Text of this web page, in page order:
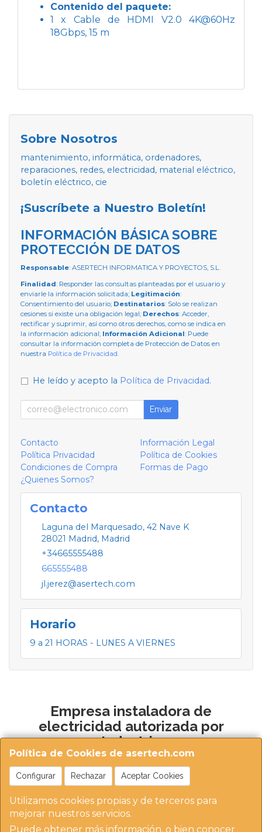
Contenido del paquete:
1 x Cable de HDMI V2.0 4K@60Hz
18Gbps, 15 m
Política de Cookies de asertech.com
Configurar Rechazar Aceptar Cookies
Utilizamos cookies propias y de terceros para
mejorar nuestros servicios.
Puede obtener más información, o bien conocer
Sobre Nosotros
mantenimiento, informática, ordenadores,
reparaciones, redes, electricidad, material eléctrico,
boletín eléctrico, cie
¡Suscríbete a Nuestro Boletín!
INFORMACIÓN BÁSICA SOBRE
PROTECCIÓN DE DATOS
Responsable: ASERTECH INFORMATICA Y PROYECTOS, S.L.
Finalidad: Responder las consultas planteadas por el usuario y
enviarle la información solicitada; Legitimación:
Consentimiento del usuario; Destinatarios: Solo se realizan
cesiones si existe una obligación legal; Derechos: Acceder,
rectificar y suprimir, así como otros derechos, como se indica en
la información adicional; Información Adicional: Puede
consultar la información completa de Protección de Datos en
nuestra Política de Privacidad
He leído y acepto la Política de Privacidad.
Enviar
Contacto
Información Legal
Política Privacidad
Política de Cookies
Condiciones de Compra
Formas de Pago
¿Quienes Somos?
Contacto
Laguna del Marquesado, 42 Nave K
28021 Madrid, Madrid
+34665555488
665555488
jl.jerez@asertech.com
Horario
9 a 21 HORAS - LUNES A VIERNES
Empresa instaladora de
electricidad autorizada por
Industria